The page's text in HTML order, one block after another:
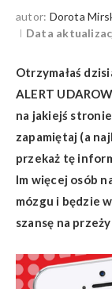
autor: Dorota
Data
Otrzymałaś
ALERT
na jakiejś
zapamiętaj (a
przekaż tę
Im więcej osób
mózgu i będzie
szansę na